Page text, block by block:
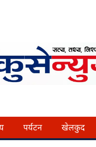
पर्यटन खेलकुद